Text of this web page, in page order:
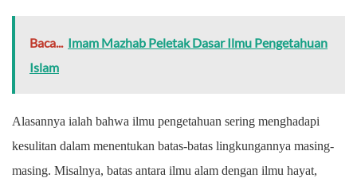
Baca... Imam Mazhab Peletak Dasar Ilmu Pengetahuan
Islam
Alasannya ialah bahwa ilmu pengetahuan sering menghadapi
kesulitan dalam menentukan batas-batas lingkungannya masing-
masing. Misalnya, batas antara ilmu alam dengan ilmu hayat,